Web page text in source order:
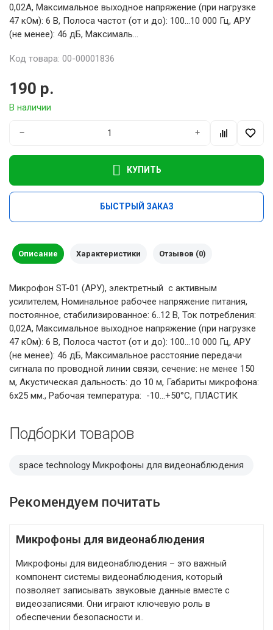
0,02А, Максимальное выходное напряжение (при нагрузке
47 кОм): 6 В, Полоса частот (от и до): 100...10 000 Гц, АРУ
(не менее): 46 дБ, Максималь...
Код товара: 00-00001836
190 р.
В наличии
− +
КУПИТЬ
БЫСТРЫЙ ЗАКАЗ
Описание Характеристики Отзывов (0)
Микрофон ST-01 (АРУ), электретный с активным
усилителем, Номинальное рабочее напряжение питания,
постоянное, стабилизированное: 6..12 В, Ток потребления:
0,02А, Максимальное выходное напряжение (при нагрузке
47 кОм): 6 В, Полоса частот (от и до): 100...10 000 Гц, АРУ
(не менее): 46 дБ, Максимальное расстояние передачи
сигнала по проводной линии связи, сечение: не менее 150
м, Акустическая дальность: до 10 м, Габариты микрофона:
6х25 мм., Рабочая температура: -10…+50°С, ПЛАСТИК
Подборки товаров
space technology Микрофоны для видеонаблюдения
Рекомендуем почитать
Микрофоны для видеонаблюдения
Микрофоны для видеонаблюдения – это важный
компонент системы видеонаблюдения, который
позволяет записывать звуковые данные вместе с
видеозаписями. Они играют ключевую роль в
обеспечении безопасности и..